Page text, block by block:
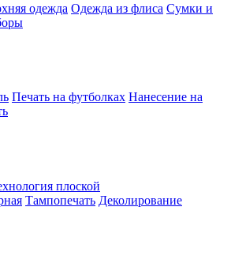
одежда Одежда из флиса Сумки и
Печать на футболках Нанесение на
плоской
Тампопечать Деколирование